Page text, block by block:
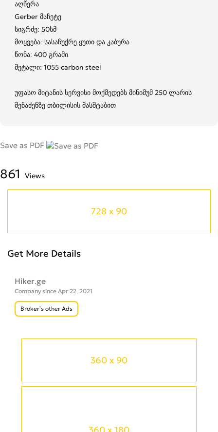
360 x 90
აღწერა
Gerber მაჩეტე
სიგრძე: 50სმ
მოყვება: სასაჩუქრე ყუთი და კაბურა
წონა: 400 გრამი
მეტალი: 1055 carbon steel
უფასო მიტანის სერვისი მოქმედებს მინიმუმ 250 ლარის
შენაძენზე თბილისის მასშტაბით
Save as PDF
861 Views
728 x 90
Get More Details
Hiker.ge
Company since Apr 22, 2021
Broker’s other Ads